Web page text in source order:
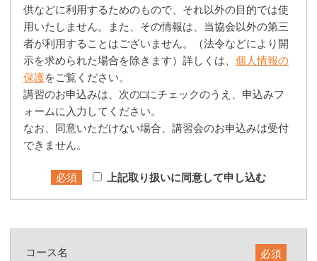
供などに利用するためのもので、それ以外の目的では使
用いたしません。また、その情報は、当協会以外の第三
者が利用することはございません。（法令などにより開
示を求められた場合を除きます）詳しくは、 個人情報の
保護をご覧ください。
講習のお申込みは、次の□にチェックのうえ、申込みフ
ォームに入力してください。
なお、同意いただけない場合、講習会のお申込みは受付
できません。
必須 上記取り扱いに同意して申し込む
必須
コース名